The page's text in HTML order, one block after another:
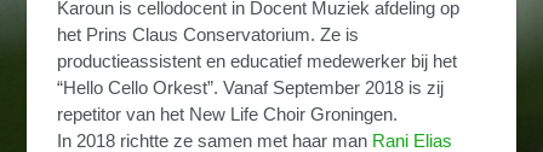
Karoun is cellodocent in Docent Muziek afdeling op
het Prins Claus Conservatorium. Ze is
productieassistent en educatief medewerker bij het
“Hello Cello Orkest”. Vanaf September 2018 is zij
repetitor van het New Life Choir Groningen.
In 2018 richtte ze samen met haar man Rani Elias